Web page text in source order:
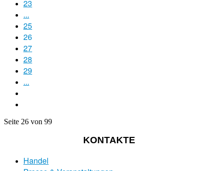
23
...
25
26
27
28
29
...
Seite 26 von 99
KONTAKTE
Handel